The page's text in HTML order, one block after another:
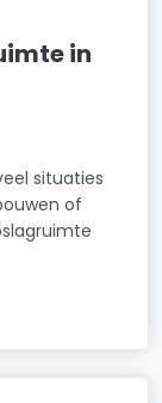
in
situaties
of